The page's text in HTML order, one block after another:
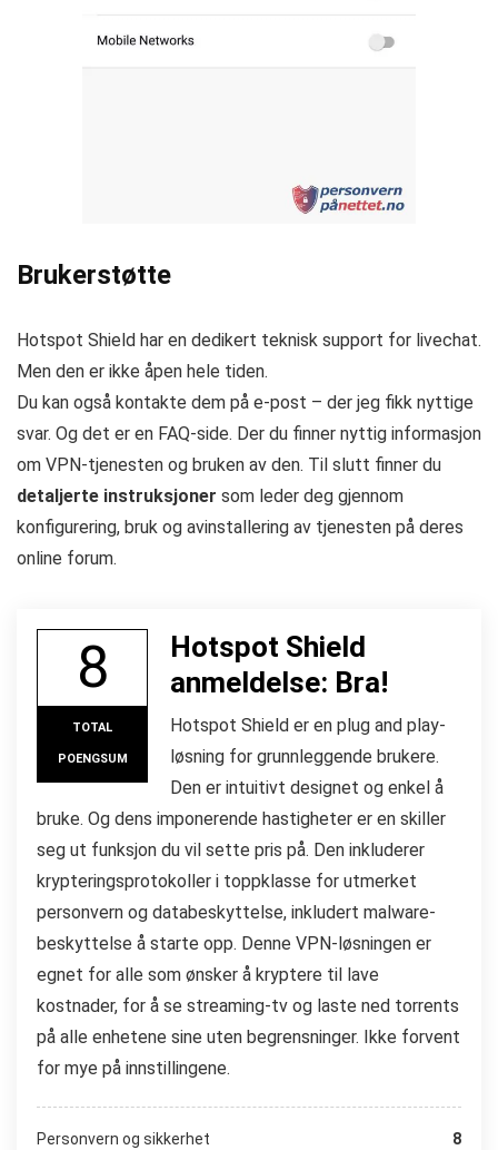
Brukerstøtte
Hotspot Shield har en dedikert teknisk support for livechat.
Men den er ikke åpen hele tiden.
Du kan også kontakte dem på e-post – der jeg fikk nyttige
svar. Og det er en FAQ-side. Der du finner nyttig informasjon
om VPN-tjenesten og bruken av den. Til slutt finner du
detaljerte instruksjoner som leder deg gjennom
konfigurering, bruk og avinstallering av tjenesten på deres
online forum.
8
TOTAL
POENGSUM
Hotspot Shield
anmeldelse: Bra!
Hotspot Shield er en plug and play-
løsning for grunnleggende brukere.
Den er intuitivt designet og enkel å
bruke. Og dens imponerende hastigheter er en skiller
seg ut funksjon du vil sette pris på. Den inkluderer
krypteringsprotokoller i toppklasse for utmerket
personvern og databeskyttelse, inkludert malware-
beskyttelse å starte opp. Denne VPN-løsningen er
egnet for alle som ønsker å kryptere til lave
kostnader, for å se streaming-tv og laste ned torrents
på alle enhetene sine uten begrensninger. Ikke forvent
for mye på innstillingene.
Personvern og sikkerhet 8